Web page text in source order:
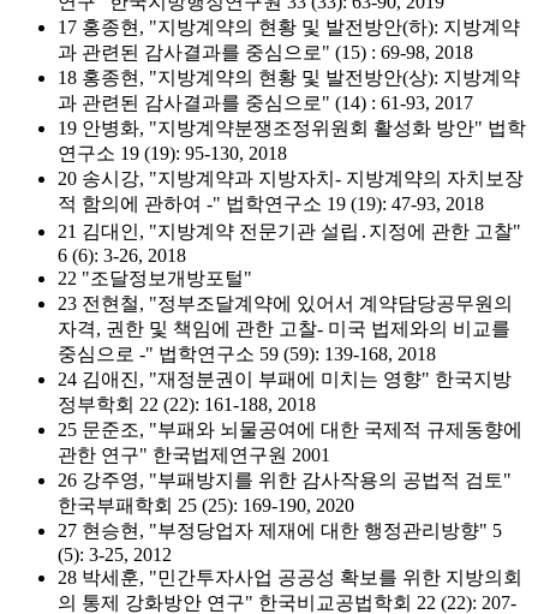
17 홍종현, "지방계약의 현황 및 발전방안(하): 지방계약
과 관련된 감사결과를 중심으로" (15) : 69-98, 2018
18 홍종현, "지방계약의 현황 및 발전방안(상): 지방계약
과 관련된 감사결과를 중심으로" (14) : 61-93, 2017
19 안병화, "지방계약분쟁조정위원회 활성화 방안" 법학
연구소 19 (19): 95-130, 2018
20 송시강, "지방계약과 지방자치- 지방계약의 자치보장
적 함의에 관하여 -" 법학연구소 19 (19): 47-93, 2018
21 김대인, "지방계약 전문기관 설립․지정에 관한 고찰"
6 (6): 3-26, 2018
22 "조달정보개방포털"
23 전현철, "정부조달계약에 있어서 계약담당공무원의
자격, 권한 및 책임에 관한 고찰- 미국 법제와의 비교를
중심으로 -" 법학연구소 59 (59): 139-168, 2018
24 김애진, "재정분권이 부패에 미치는 영향" 한국지방
정부학회 22 (22): 161-188, 2018
25 문준조, "부패와 뇌물공여에 대한 국제적 규제동향에
관한 연구" 한국법제연구원 2001
26 강주영, "부패방지를 위한 감사작용의 공법적 검토"
한국부패학회 25 (25): 169-190, 2020
27 현승현, "부정당업자 제재에 대한 행정관리방향" 5
(5): 3-25, 2012
28 박세훈, "민간투자사업 공공성 확보를 위한 지방의회
의 통제 강화방안 연구" 한국비교공법학회 22 (22): 207-